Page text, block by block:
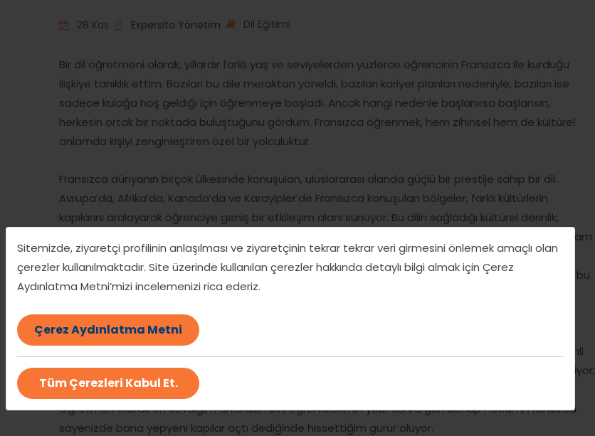
Sitemizde, ziyaretçi profilinin anlaşılması ve ziyaretçinin tekrar tekrar veri girmesini önlemek amaçlı olan
çerezler kullanılmaktadır. Site üzerinde kullanılan çerezler hakkında detaylı bilgi almak için Çerez
Aydınlatma Metni’mizi incelemenizi rica ederiz.
Çerez Aydınlatma Metni
Tüm Çerezleri Kabul Et.
28 Kas Expersito Yönetim Dil Eğitimi
Bir dil öğretmeni olarak, yıllardır farklı yaş ve seviyelerden yüzlerce öğrencinin Fransızca ile kurduğu
ilişkiye tanıklık ettim. Bazıları bu dile meraktan yöneldi, bazıları kariyer planları nedeniyle, bazıları ise
sadece kulağa hoş geldiği için öğrenmeye başladı. Ancak hangi nedenle başlanırsa başlansın,
herkesin ortak bir noktada buluştuğunu gördüm. Fransızca öğrenmek, hem zihinsel hem de kültürel
anlamda kişiyi zenginleştiren özel bir yolculuktur.
Fransızca dünyanın birçok ülkesinde konuşulan, uluslararası alanda güçlü bir prestije sahip bir dil.
Avrupa’da, Afrika’da, Kanada’da ve Karayipler’de Fransızca konuşulan bölgeler, farklı kültürlerin
kapılarını aralayarak öğrenciye geniş bir etkileşim alanı sunuyor. Bu dilin sağladığı kültürel derinlik,
sadece kelimeleri öğrenmekten ibaret değil; aynı zamanda yeni bir bakış açısı kazanmak, farklı yaşam
biçimlerini anlamak ve empati yeteneğini geliştirmek anlamına geliyor. Öğrencilerimle yaptığım
derslerde, Fransız edebiyatı ve sinemasının yüzyıllardır neden dünyanın dikkatini çektiğini gördükçe, bu
dilin kültürel bir hazine olduğuna dair inançları daha da güçleniyor.
Kariyer açısından baktığımızda Fransızca bilmenin sunduğu avantajları inkâr etmek mümkün değil.
Uluslararası kuruluşlarda, diplomasi alanında, havacılık sektöründe ve turizmde Fransızca hâlâ önemli
bir tercih sebebi. Birçok öğrenci, dil becerilerini geliştirdikçe iş başvurularında daha görünür hale geliyor;
çünkü Fransızca hâlâ dünyada en çok talep gören ikinci yabancı dillerden biri olarak kabul ediliyor.
Öğretmen olarak en sevdiğim anlardan biri, öğrencilerimin yıllar sonra geri dönüp Hocam, Fransızca
sayenizde bana yepyeni kapılar açtı dediğinde hissettiğim gurur oluyor.